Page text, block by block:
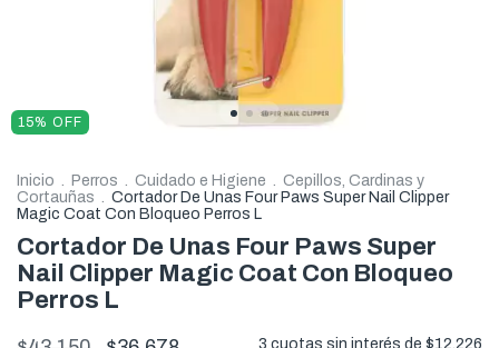
15% OFF
Inicio . Perros . Cuidado e Higiene . Cepillos, Cardinas y
Cortauñas . Cortador De Unas Four Paws Super Nail Clipper
Magic Coat Con Bloqueo Perros L
Cortador De Unas Four Paws Super
Nail Clipper Magic Coat Con Bloqueo
Perros L
3 cuotas sin interés de $12.226